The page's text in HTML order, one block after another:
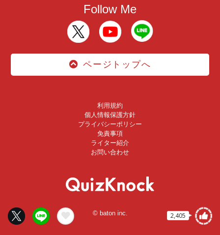
2,405
Follow Me
ページトップへ
利用規約
個人情報保護方針
プライバシーポリシー
免責事項
ライター紹介
お問い合わせ
© baton inc.